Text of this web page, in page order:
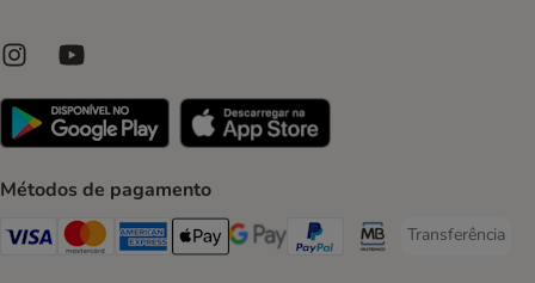
Métodos de pagamento
Visa Payment Method
Mastercard Payment Method
American Express Payment Method
Apple Pay Payment Method
Google Pay Payment Method
PayPal Payment Method
Multibanco Payment
Transferência
Transferência